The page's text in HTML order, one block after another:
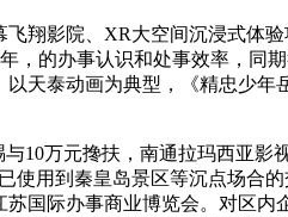
影院、XR大空间沉浸式体验
，的办事认识和处事效率，同
天泰动画为典型，《精忠少
万元搀扶，南通拉玛西亚影
用到秦皇岛景区等沉点场合
国际办事商业博览会。对区